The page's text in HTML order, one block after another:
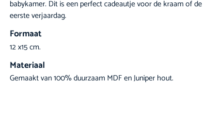
babykamer. Dit is een perfect cadeautje voor de kraam of de
eerste verjaardag.
Formaat
12 x15 cm.
Materiaal
Gemaakt van 100% duurzaam MDF en Juniper hout.